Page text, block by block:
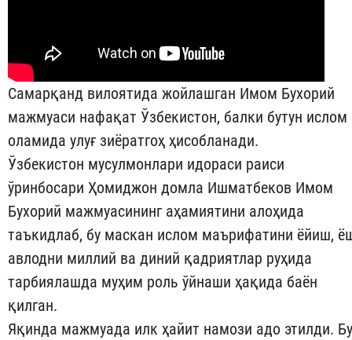
Самарқанд вилоятида жойлашган Имом Бухорий
мажмуаси нафақат Ўзбекистон, балки бутун ислом
оламида улуғ зиёратгоҳ ҳисобланади.
Ўзбекистон мусулмонлари идораси раиси
ўринбосари Ҳомиджон домла Ишматбеков Имом
Бухорий мажмуасининг аҳамиятини алоҳида
таъкидлаб, бу маскан ислом маърифатини ёйиш,
авлодни миллий ва диний қадриятлар руҳида
тарбиялашда муҳим роль ўйнаши ҳақида баён
қилган.
Яқинда мажмуада илк ҳайит намози адо этилди. Бу